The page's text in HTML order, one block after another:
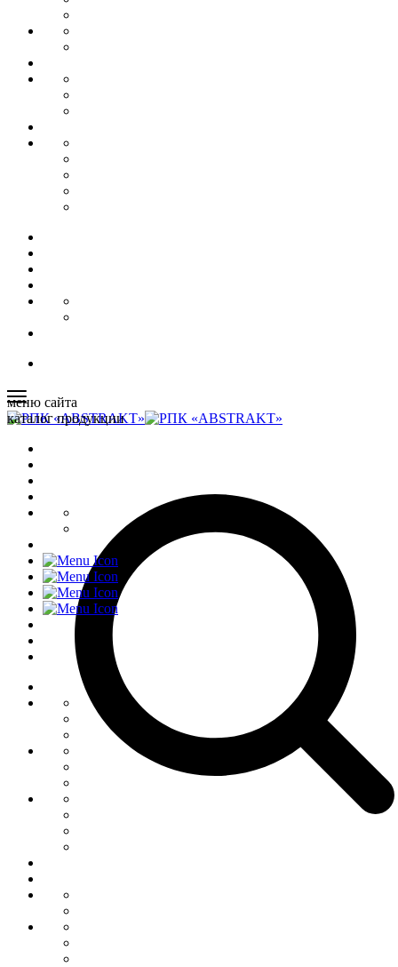
меню сайта
каталог продукции